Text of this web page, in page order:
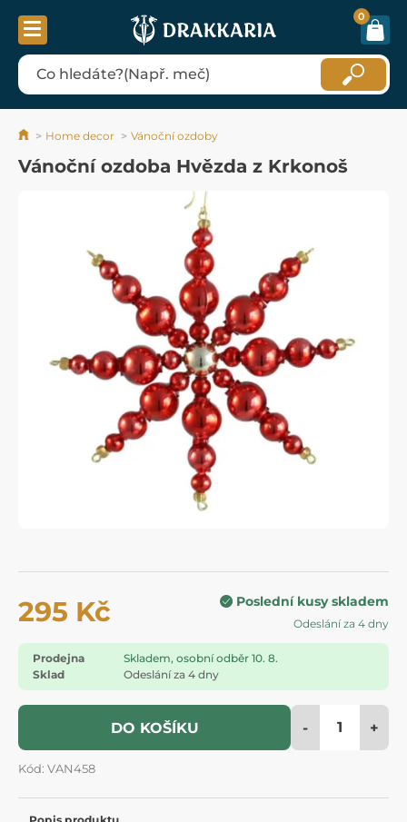
0
Home decor Vánoční ozdoby
Vánoční ozdoba Hvězda z Krkonoš
295 Kč Poslední kusy skladem
Odeslání za 4 dny
Prodejna
Skladem, osobní odběr 10. 8.
Sklad
Odeslání za 4 dny
DO KOŠÍKU - +
Kód: VAN458